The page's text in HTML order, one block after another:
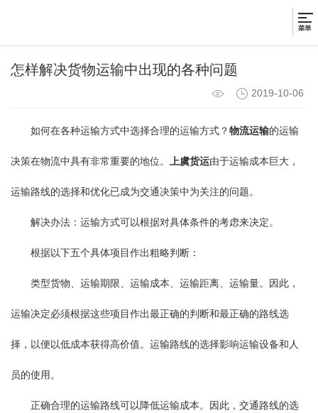
怎样解决货物运输中出现的各种问题
2019-10-06
如何在各种运输方式中选择合理的运输方式？ 物流运输的运输
决策在物流中具有非常重要的地位。 上虞货运由于运输成本巨大，
运输路线的选择和优化已成为交通决策中为关注的问题。
解决办法：运输方式可以根据对具体条件的考虑来决定。
根据以下五个具体项目作出粗略判断：
类型货物、运输期限、运输成本、运输距离、运输量。因此，
运输决定必须根据这些项目作出最正确的判断和最正确的路线选
择，以便以低成本获得高价值。运输路线的选择影响运输设备和人
员的使用。
正确合理的运输路线可以降低运输成本。因此，交通路线的选